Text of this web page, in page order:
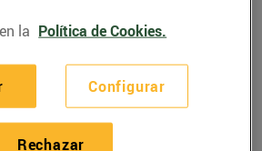
Bon Preuinverteix més de 21M€
nous establiments de 19.629 m
comercial total i que han
227 nous llocs de treball.
ja compta amb 219 establiments
la Política de Cookies.
Configurar
Rechazar